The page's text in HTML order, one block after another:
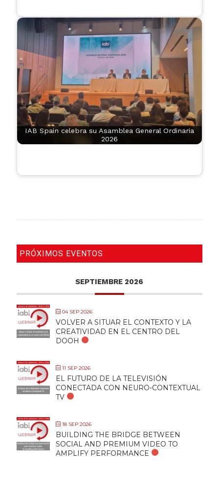
IAB Spain celebra su Asamblea General Ordinaria
2026
PRÓXIMOS EVENTOS
SEPTIEMBRE 2026
04 SEP 2026
VOLVER A SITUAR EL CONTEXTO Y LA
CREATIVIDAD EN EL CENTRO DEL
DOOH
11 SEP 2026
EL FUTURO DE LA TELEVISIÓN
CONECTADA CON NEURO-CONTEXTUAL
TV
18 SEP 2026
BUILDING THE BRIDGE BETWEEN
SOCIAL AND PREMIUM VIDEO TO
AMPLIFY PERFORMANCE